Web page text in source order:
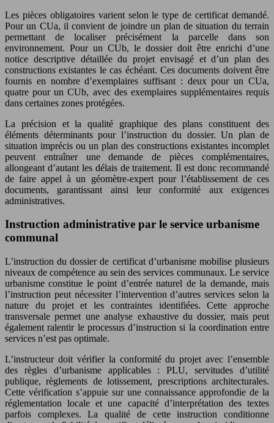
Les pièces obligatoires varient selon le type de certificat demandé.
Pour un CUa, il convient de joindre un plan de situation du terrain
permettant de localiser précisément la parcelle dans son
environnement. Pour un CUb, le dossier doit être enrichi d’une
notice descriptive détaillée du projet envisagé et d’un plan des
constructions existantes le cas échéant. Ces documents doivent être
fournis en nombre d’exemplaires suffisant : deux pour un CUa,
quatre pour un CUb, avec des exemplaires supplémentaires requis
dans certaines zones protégées.
La précision et la qualité graphique des plans constituent des
éléments déterminants pour l’instruction du dossier. Un plan de
situation imprécis ou un plan des constructions existantes incomplet
peuvent entraîner une demande de pièces complémentaires,
allongeant d’autant les délais de traitement. Il est donc recommandé
de faire appel à un géomètre-expert pour l’établissement de ces
documents, garantissant ainsi leur conformité aux exigences
administratives.
Instruction administrative par le service urbanisme
communal
L’instruction du dossier de certificat d’urbanisme mobilise plusieurs
niveaux de compétence au sein des services communaux. Le service
urbanisme constitue le point d’entrée naturel de la demande, mais
l’instruction peut nécessiter l’intervention d’autres services selon la
nature du projet et les contraintes identifiées. Cette approche
transversale permet une analyse exhaustive du dossier, mais peut
également ralentir le processus d’instruction si la coordination entre
services n’est pas optimale.
L’instructeur doit vérifier la conformité du projet avec l’ensemble
des règles d’urbanisme applicables : PLU, servitudes d’utilité
publique, règlements de lotissement, prescriptions architecturales.
Cette vérification s’appuie sur une connaissance approfondie de la
réglementation locale et une capacité d’interprétation des textes
parfois complexes. La qualité de cette instruction conditionne